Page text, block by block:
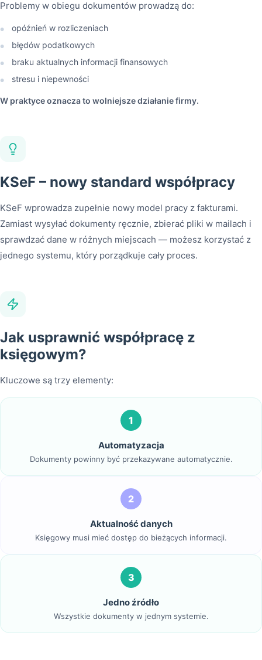
Problemy w obiegu dokumentów prowadzą do:
● opóźnień w rozliczeniach
● błędów podatkowych
● braku aktualnych informacji finansowych
● stresu i niepewności
W praktyce oznacza to wolniejsze działanie firmy.
KSeF – nowy standard współpracy
KSeF wprowadza zupełnie nowy model pracy z fakturami.
Zamiast wysyłać dokumenty ręcznie, zbierać pliki w mailach i
sprawdzać dane w różnych miejscach — możesz korzystać z
jednego systemu, który porządkuje cały proces.
Jak usprawnić współpracę z
księgowym?
Kluczowe są trzy elementy:
1
Automatyzacja
Dokumenty powinny być przekazywane automatycznie.
2
Aktualność danych
Księgowy musi mieć dostęp do bieżących informacji.
3
Jedno źródło
Wszystkie dokumenty w jednym systemie.